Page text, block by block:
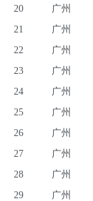
20 广州
21
广州
22
广州
23
广州
24
广州
25
广州
26
广州
27
广州
28
广州
29
广州